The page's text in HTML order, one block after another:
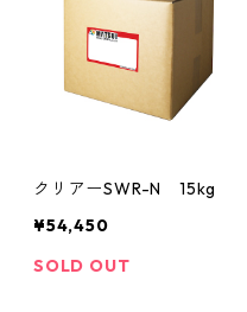
クリアーSWR-N 15kg
¥54,450
SOLD OUT